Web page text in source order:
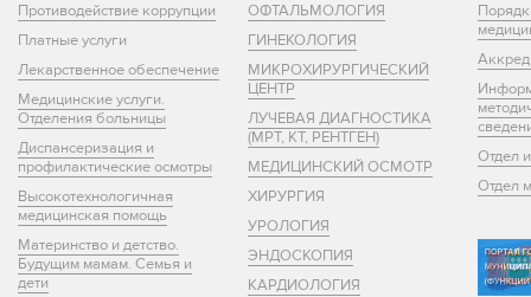
Противодействие коррупции
Платные услуги
Лекарственное обеспечение
Медицинские услуги.
Отделения больницы
Диспансеризация и
профилактические осмотры
Высокотехнологичная
медицинская помощь
Материнство и детство.
Будущим мамам. Семья и
дети
ОФТАЛЬМОЛОГИЯ
ГИНЕКОЛОГИЯ
МИКРОХИРУРГИЧЕСКИЙ
ЦЕНТР
ЛУЧЕВАЯ ДИАГНОСТИКА
(МРТ, КТ, РЕНТГЕН)
МЕДИЦИНСКИЙ ОСМОТР
ХИРУРГИЯ
УРОЛОГИЯ
ЭНДОСКОПИЯ
КАРДИОЛОГИЯ
Отдел
Отдел